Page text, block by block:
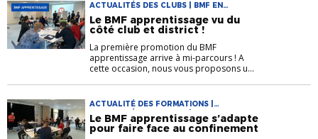
ACTUALITÉS DES CLUBS | BMF EN
APPRENTISSAGE
Le BMF apprentissage vu du
côté club et district !
La première promotion du BMF
apprentissage arrive à mi-parcours ! A
cette occasion, nous vous proposons u...
ACTUALITÉ DES FORMATIONS |
ACTUALITÉS DES CLUBS | BMF EN
APPRENTISSAGE
Le BMF apprentissage s’adapte
pour faire face au confinement